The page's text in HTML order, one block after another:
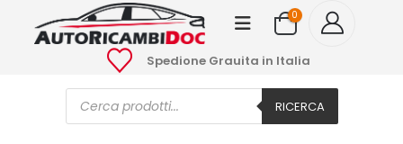
0
Spedione Grauita in Italia
Ricerca
prodotti RICERCA